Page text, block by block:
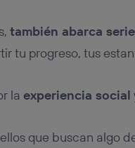
también abarca
tu progreso, tus
la experiencia social
que buscan algo